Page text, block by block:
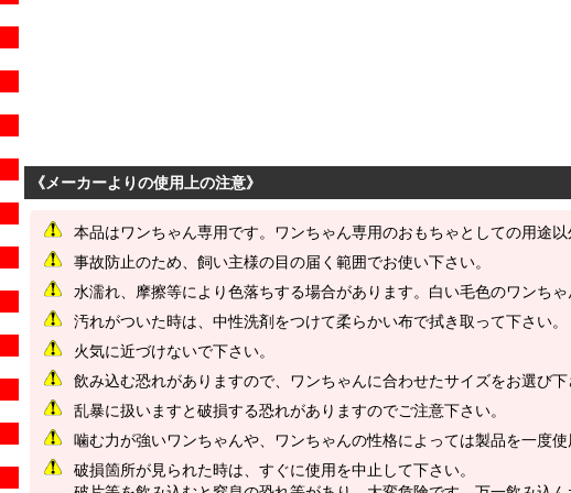
《メーカーよりの使用上の注意》
本品はワンちゃん専用です。ワンちゃん専用のおもちゃとしての用途以
事故防止のため、飼い主様の目の届く範囲でお使い下さい。
水濡れ、摩擦等により色落ちする場合があります。白い毛色のワンち
汚れがついた時は、中性洗剤をつけて柔らかい布で拭き取って下さい。
火気に近づけないで下さい。
飲み込む恐れがありますので、ワンちゃんに合わせたサイズをお選び下
乱暴に扱いますと破損する恐れがありますのでご注意下さい。
噛む力が強いワンちゃんや、ワンちゃんの性格によっては製品を一度
破損箇所が見られた時は、すぐに使用を中止して下さい。